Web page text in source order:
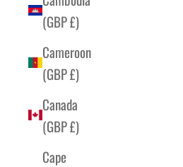
(GBP £)
Cameroon
(GBP £)
Canada
(GBP £)
Cape